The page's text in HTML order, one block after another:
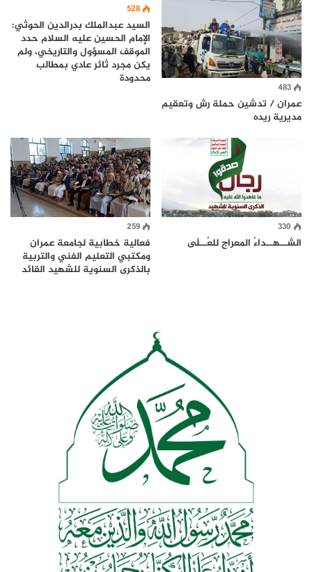
483
عمران / تدشين حملة رش وتعقيم
مديرية ريده
528
السيد عبدالملك بدرالدين الحوثي:
الإمام الحسين عليه السلام حدد
الموقف المسؤول والتاريخي، ولم
يكن مجرد ثائر عادي بمطالب
محدودة
330
الشــهــداءُ المعراج للعُــلَى
259
فعالية خطابية لجامعة عمران
ومكتبي التعليم الفني والتربية
بالذكرى السنوية للشهيد القائد